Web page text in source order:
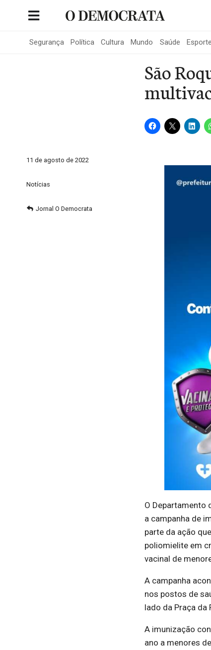
Segurança Política Cultura Mundo Saúde Esporte
São
11 de agosto de 2022
Notícias
Jornal O Democrata
O Departamento
a campanha de
parte da ação
poliomielite em
vacinal de
A campanha
nos postos de
lado da Praça da
A imunização
ano a menores